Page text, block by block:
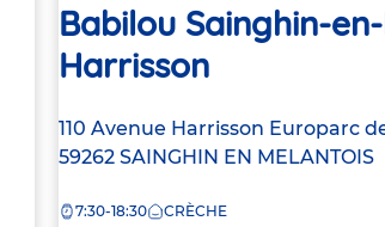
Babilou Sainghin-
Harrisson
Adresse
de
crèche
110 Avenue Harrisson Europarc
59262 SAINGHIN EN MELANTOIS
7:30-18:30 CRÈCHE